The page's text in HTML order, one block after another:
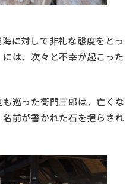
に対して非礼な態度をとっ
は、次々と不幸が起こった
巡った衛門三郎は、亡くな
前が書かれた石を握らされ